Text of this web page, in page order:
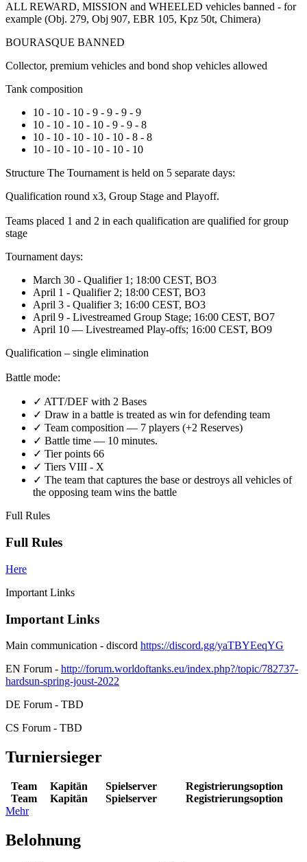
ALL REWARD, MISSION and WHEELED vehicles banned - for
example (Obj. 279, Obj 907, EBR 105, Kpz 50t, Chimera)
BOURASQUE BANNED
Collector, premium vehicles and bond shop vehicles allowed
Tank composition
10 - 10 - 10 - 9 - 9 - 9 - 9
10 - 10 - 10 - 10 - 9 - 9 - 8
10 - 10 - 10 - 10 - 10 - 8 - 8
10 - 10 - 10 - 10 - 10 - 10
Structure The Tournament is held on 5 separate days:
Qualification round x3, Group Stage and Playoff.
Teams placed 1 and 2 in each qualification are qualified for group
stage
Tournament days:
March 30 - Qualifier 1; 18:00 CEST, BO3
April 1 - Qualifier 2; 18:00 CEST, BO3
April 3 - Qualifier 3; 16:00 CEST, BO3
April 9 - Livestreamed Group Stage; 16:00 CEST, BO7
April 10 — Livestreamed Play-offs; 16:00 CEST, BO9
Qualification – single elimination
Battle mode:
✓ ATT/DEF with 2 Bases
✓ Draw in a battle is treated as win for defending team
✓ Team composition — 7 players (+2 Reserves)
✓ Battle time — 10 minutes.
✓ Tier points 66
✓ Tiers VIII - X
✓ The team that captures the base or destroys all vehicles of
the opposing team wins the battle
Full Rules
Full Rules
Here
Important Links
Important Links
Main communication - discord https://discord.gg/yaTBYEeqYG
EN Forum - http://forum.worldoftanks.eu/index.php?/topic/782737-
hardsun-spring-joust-2022
DE Forum - TBD
CS Forum - TBD
Turniersieger
Team
Team
Kapitän
Kapitän
Spielserver
Spielserver
Registrierungsoption
Registrierungsoption
Mehr
Belohnung